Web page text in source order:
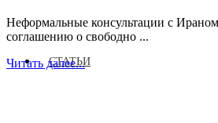
СТАТЬИ
Неформальные консультации с
соглашению о свободно ...
Читать далее...